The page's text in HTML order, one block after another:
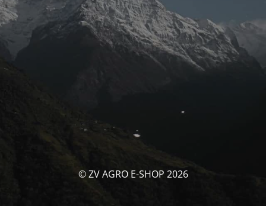
© ZV AGRO E-SHOP 2026